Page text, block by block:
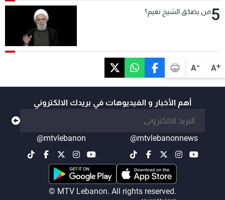
A+
A-
5من يصدّق الشيخ نعيم؟
أهم الأخبار و الفيديوهات في بريدك الالكتروني
@mtvlebanonnews
@mtvlebanon
© MTV Lebanon. All rights reserved.